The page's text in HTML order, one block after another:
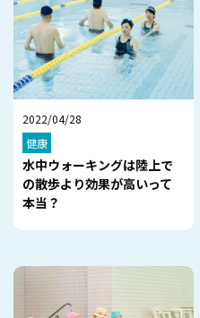
2022/04/28
健康
水中ウォーキングは陸上で
の散歩より効果が高いって
本当？